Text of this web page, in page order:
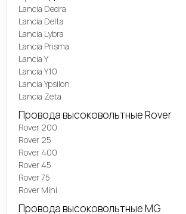
Lancia Dedra
Lancia Delta
Lancia Lybra
Lancia Prisma
Lancia Y
Lancia Y10
Lancia Ypsilon
Lancia Zeta
Провода высоковольтные Rover
Rover 200
Rover 25
Rover 400
Rover 45
Rover 75
Rover Mini
Провода высоковольтные MG